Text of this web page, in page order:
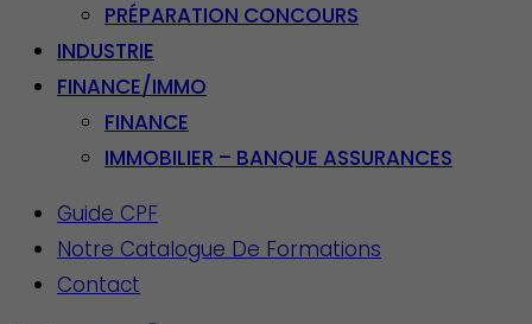
PRÉPARATION CONCOURS
INDUSTRIE
FINANCE/IMMO
FINANCE
IMMOBILIER – BANQUE ASSURANCES
Guide CPF
Notre Catalogue De Formations
Contact